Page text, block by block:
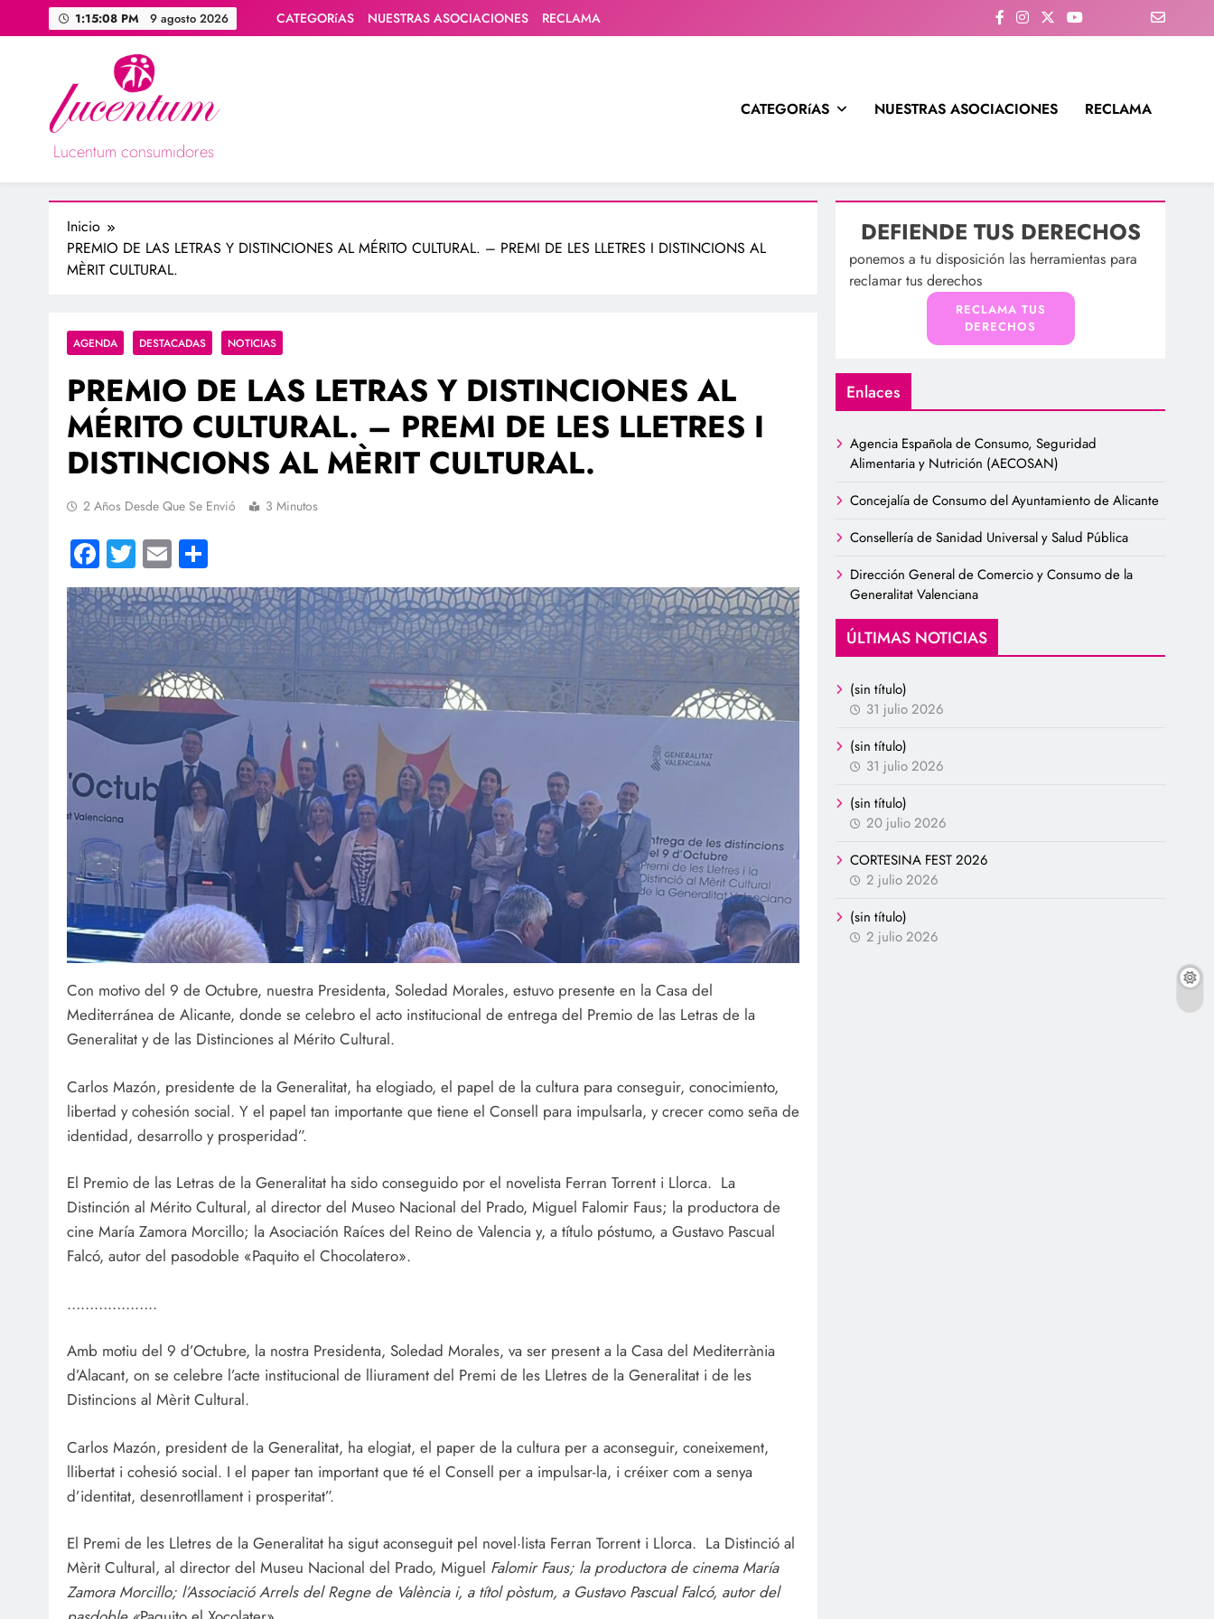
al
1:15:09 PM 9 agosto 2026 CATEGORíAS NUESTRAS ASOCIACIONES RECLAMA
Lucentum consumidores
Asociación de consumidores / consumidoras Lucentum
CATEGORíAS NUESTRAS ASOCIACIONES RECLAMA
Inicio
PREMIO DE LAS LETRAS Y DISTINCIONES AL MÉRITO CULTURAL. – PREMI DE LES LLETRES I DISTINCIONS AL
MÈRIT CULTURAL.
AGENDA DESTACADAS NOTICIAS
PREMIO DE LAS LETRAS Y DISTINCIONES AL
MÉRITO CULTURAL. – PREMI DE LES LLETRES I
DISTINCIONS AL MÈRIT CULTURAL.
2 Años Desde Que Se Envió 3 Minutos
Facebook
Twitter
Email
Con motivo del 9 de Octubre, nuestra Presidenta, Soledad Morales, estuvo presente en la Casa del
Mediterránea de Alicante, donde se celebro el acto institucional de entrega del Premio de las Letras de la
Generalitat y de las Distinciones al Mérito Cultural.
Carlos Mazón, presidente de la Generalitat, ha elogiado, el papel de la cultura para conseguir, conocimiento,
libertad y cohesión social. Y el papel tan importante que tiene el Consell para impulsarla, y crecer como seña de
identidad, desarrollo y prosperidad”.
El Premio de las Letras de la Generalitat ha sido conseguido por el novelista Ferran Torrent i Llorca. La
Distinción al Mérito Cultural, al director del Museo Nacional del Prado, Miguel Falomir Faus; la productora de
cine María Zamora Morcillo; la Asociación Raíces del Reino de Valencia y, a título póstumo, a Gustavo Pascual
Falcó, autor del pasodoble «Paquito el Chocolatero».
………………..
Amb motiu del 9 d’Octubre, la nostra Presidenta, Soledad Morales, va ser present a la Casa del Mediterrània
d’Alacant, on se celebre l’acte institucional de lliurament del Premi de les Lletres de la Generalitat i de les
Distincions al Mèrit Cultural.
Carlos Mazón, president de la Generalitat, ha elogiat, el paper de la cultura per a aconseguir, coneixement,
llibertat i cohesió social. I el paper tan important que té el Consell per a impulsar-la, i créixer com a senya
d’identitat, desenrotllament i prosperitat”.
El Premi de les Lletres de la Generalitat ha sigut aconseguit pel novel·lista Ferran Torrent i Llorca. La Distinció al
Mèrit Cultural, al director del Museu Nacional del Prado, Miguel Falomir Faus; la productora de cinema María
Zamora Morcillo; l’Associació Arrels del Regne de València i, a títol pòstum, a Gustavo Pascual Falcó, autor del
DEFIENDE TUS DERECHOS
ponemos a tu disposición las herramientas para
reclamar tus derechos
RECLAMA TUS
DERECHOS
Enlaces
Agencia Española de Consumo, Seguridad
Alimentaria y Nutrición (AECOSAN)
Concejalía de Consumo del Ayuntamiento de Alicante
Consellería de Sanidad Universal y Salud Pública
Dirección General de Comercio y Consumo de la
Generalitat Valenciana
ÚLTIMAS NOTICIAS
(sin título)
31 julio 2026
(sin título)
31 julio 2026
(sin título)
20 julio 2026
CORTESINA FEST 2026
2 julio 2026
(sin título)
2 julio 2026